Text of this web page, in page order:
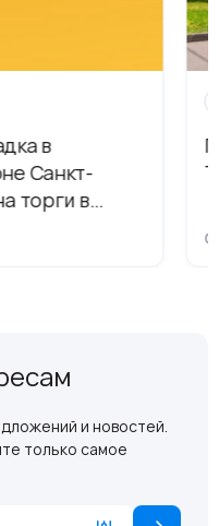
в
Санкт-
торги в
и новостей.
только самое